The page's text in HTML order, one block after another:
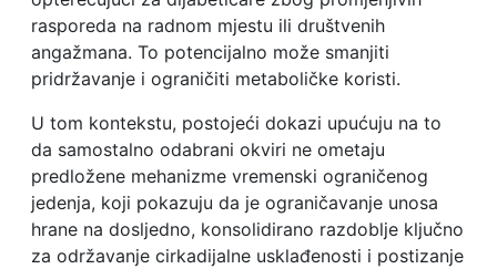
rasporeda na radnom mjestu ili društvenih
angažmana. To potencijalno može smanjiti
pridržavanje i ograničiti metaboličke koristi.
U tom kontekstu, postojeći dokazi upućuju na to
da samostalno odabrani okviri ne ometaju
predložene mehanizme vremenski ograničenog
jedenja, koji pokazuju da je ograničavanje unosa
hrane na dosljedno, konsolidirano razdoblje ključno
za održavanje cirkadijalne usklađenosti i postizanje